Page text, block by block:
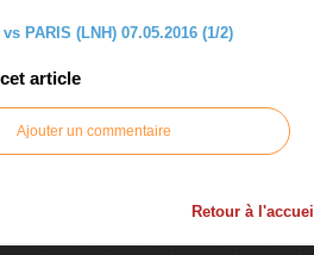
PARIS (LNH) 07.05.2016 (1/2)
article
Ajouter un commentaire
Retour à l'accueil